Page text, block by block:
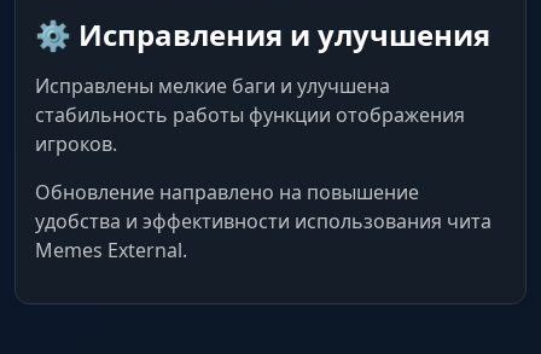
⚙️ Исправления и улучшения
Исправлены мелкие баги и улучшена
стабильность работы функции отображения
игроков.
Обновление направлено на повышение
удобства и эффективности использования чита
Memes External.